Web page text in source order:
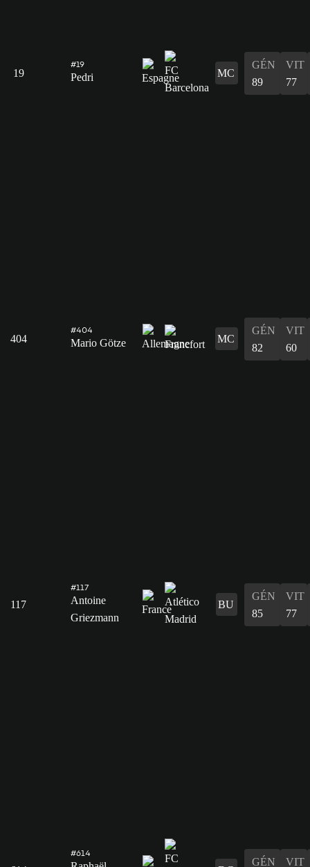
19
#19
Pedri MC
GÉN
89
VIT
77
404
#404
Mario Götze MC
GÉN
82
VIT
60
117
#117
Antoine
Griezmann
BU
GÉN
85
VIT
77
#614
GÉN VIT